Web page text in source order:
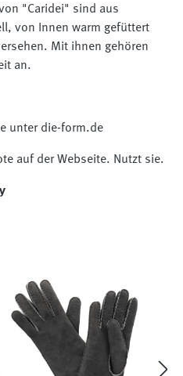
"Caridei" sind aus
von Innen warm gefüttert
Mit ihnen gehören
an.
unter die-form.de
auf der Webseite. Nutzt sie.